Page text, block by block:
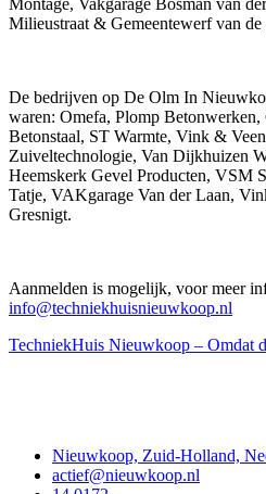
Montage, Vakgarage Bosman van
Milieustraat & Gemeentewerf van
De bedrijven op De Olm In
waren: Omefa, Plomp
Betonstaal, ST Warmte, Vink &
Zuiveltechnologie, Van Dijkhuizen
Heemskerk Gevel Producten, VSM
Tatje, VAKgarage Van der Laan,
Gresnigt.
Aanmelden is mogelijk, voor meer
info@techniekhuisnieuwkoop.nl
TechniekHuis Nieuwkoop – Omdat
Nieuwkoop, Zuid-Holland,
actief@nieuwkoop.nl